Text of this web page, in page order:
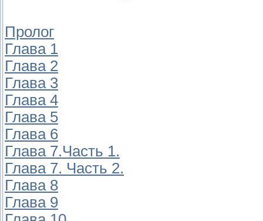
Пролог
Глава 1
Глава 2
Глава 3
Глава 4
Глава 5
Глава 6
Глава 7.Часть 1.
Глава 7. Часть 2.
Глава 8
Глава 9